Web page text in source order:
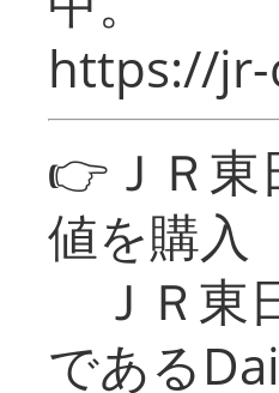
https://
👉ＪＲ東
値を購入
ＪＲ東
である